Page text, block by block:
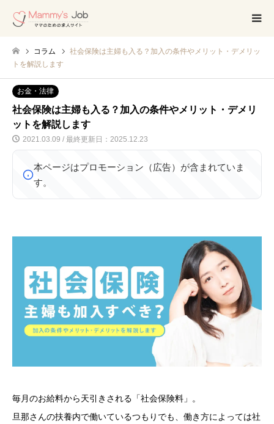
コラム
社会保険は主婦も入る？加入の条件やメリット・デメリッ
トを解説します
お金・法律
社会保険は主婦も入る？加入の条件やメリット・デメリ
ットを解説します
2021.03.09 / 最終更新日：2025.12.23
本ページはプロモーション（広告）が含まれていま
す。
毎月のお給料から天引きされる「社会保険料」。
旦那さんの扶養内で働いているつもりでも、働き方によっては社